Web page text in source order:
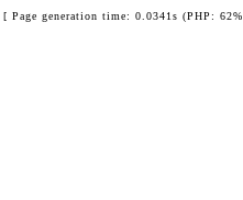
[ Page generation time: 0.0341s (PHP: